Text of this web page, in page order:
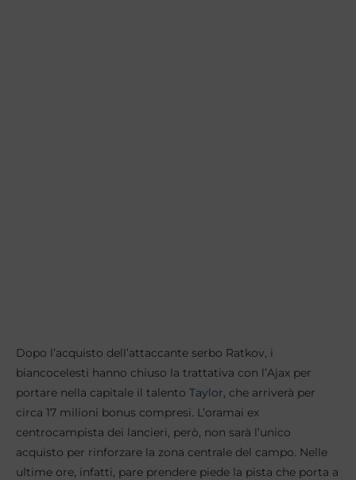
Dopo l’acquisto dell’attaccante serbo Ratkov, i
biancocelesti hanno chiuso la trattativa con l’Ajax per
portare nella capitale il talento Taylor , che arriverà per
circa 17 milioni bonus compresi. L’oramai ex
centrocampista dei lancieri, però, non sarà l’unico
acquisto per rinforzare la zona centrale del campo. Nelle
ultime ore, infatti, pare prendere piede la pista che porta a